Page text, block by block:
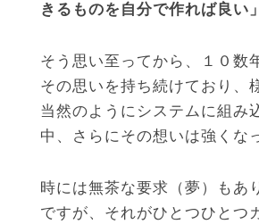
きるものを自分で作れば良い」
そう思い至ってから、１０数
その思いを持ち続けており、
当然のようにシステムに組み
中、さらにその想いは強くな
時には無茶な要求（夢）もあ
ですが、それがひとつひとつ